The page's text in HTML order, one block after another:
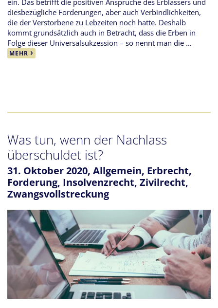
ein. Das betrifft die positiven Ansprüche des Erblassers und
diesbezügliche Forderungen, aber auch Verbindlichkeiten,
die der Verstorbene zu Lebzeiten noch hatte. Deshalb
kommt grundsätzlich auch in Betracht, dass die Erben in
Folge dieser Universalsukzession – so nennt man die …
MEHR
Was tun, wenn der Nachlass
überschuldet ist?
31. Oktober 2020, Allgemein, Erbrecht,
Forderung, Insolvenzrecht, Zivilrecht,
Zwangsvollstreckung